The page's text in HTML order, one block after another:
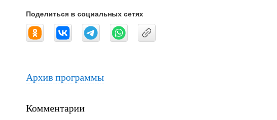
Поделиться в социальных сетях
Архив программы
Комментарии